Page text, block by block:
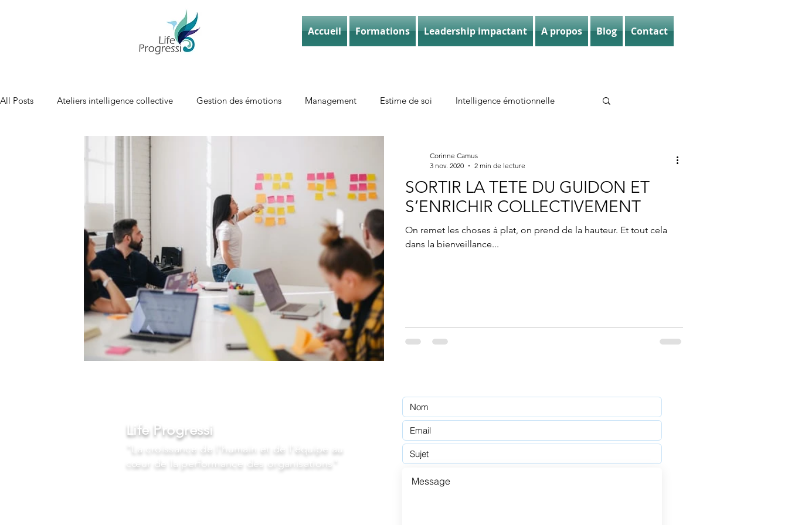
Accueil Formations Leadership impactant A propos Blog Contact
All Posts Ateliers intelligence collective Gestion des émotions Management Estime de soi Intelligence émotionnelle
SORTIR LA TETE DU GUIDON ET
S’ENRICHIR COLLECTIVEMENT
On remet les choses à plat, on prend de la hauteur. Et tout cela
dans la bienveillance...
Corinne Camus
3 nov. 2020
2 min de lecture
Life Progressi
"La croissance de l'humain et de l'équipe au
cœur
de la performance des organisations"